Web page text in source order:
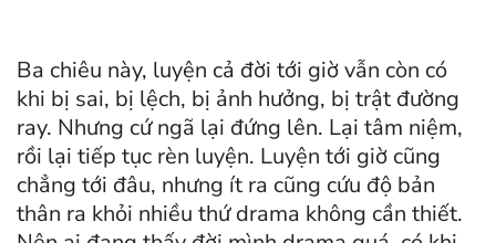
Ba chiêu này, luyện cả đời tới giờ vẫn còn có
khi bị sai, bị lệch, bị ảnh hưởng, bị trật đường
ray. Nhưng cứ ngã lại đứng lên. Lại tâm niệm,
rồi lại tiếp tục rèn luyện. Luyện tới giờ cũng
chẳng tới đâu, nhưng ít ra cũng cứu độ bản
thân ra khỏi nhiều thứ drama không cần thiết.